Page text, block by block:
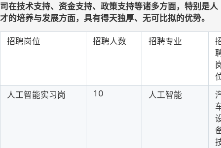
司在技术支持、 资金支持、 政策支持等诸多方面，特别是人
才的培养与发展方面，具有得天独厚、无可比拟的优势。
招聘岗位 招聘人数 招聘专业
人工智能实习岗
10 人工智能